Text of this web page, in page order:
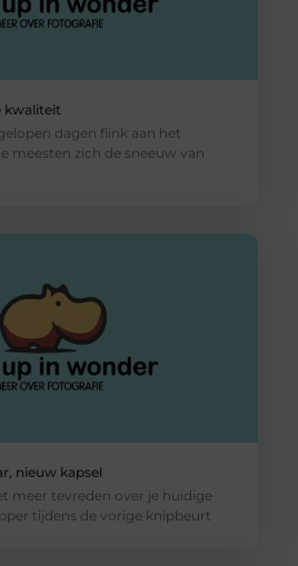
kwaliteit
dagen flink aan het
meesten zich de sneeuw van
nieuw kapsel
meer tevreden over je huidige
tijdens de vorige knipbeurt